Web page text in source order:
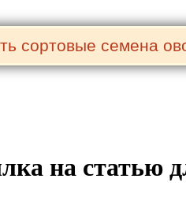
на статью